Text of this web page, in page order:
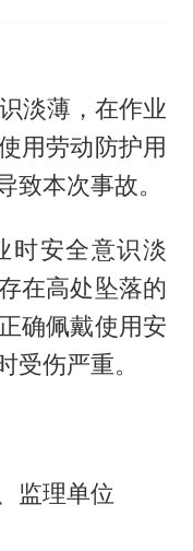
淡薄，在作业
用劳动防护用
致本次事故。
时安全意识淡
在高处坠落的
确佩戴使用安
受伤严重。
监理单位